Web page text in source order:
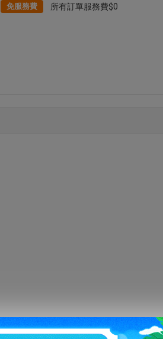
免服務費 所有訂單服務費$0